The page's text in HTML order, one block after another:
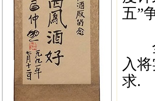
五”
（
全
入
求.